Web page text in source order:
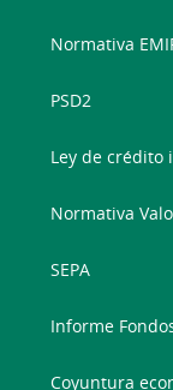
Normativa
PSD2
Ley de
Normativa
SEPA
Informe
Coyuntura